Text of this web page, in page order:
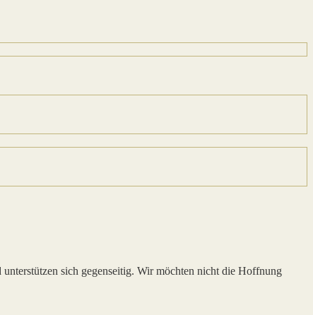
sich gegenseitig. Wir möchten nicht die Hoffnung